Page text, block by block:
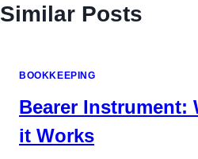
Similar Posts
BOOKKEEPING
Bearer Instrument:
it Works